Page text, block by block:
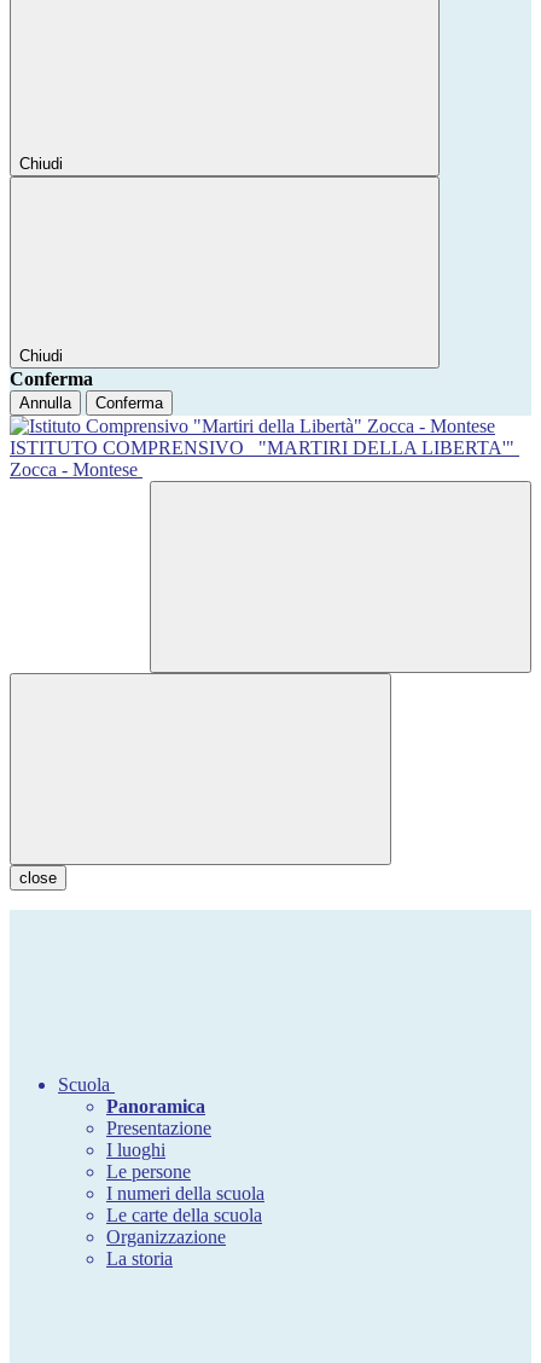
Chiudi
Chiudi
Conferma
Annulla Conferma
ISTITUTO COMPRENSIVO
"MARTIRI DELLA LIBERTA'"
Zocca - Montese
close
Scuola
Panoramica
Presentazione
I luoghi
Le persone
I numeri della scuola
Le carte della scuola
Organizzazione
La storia